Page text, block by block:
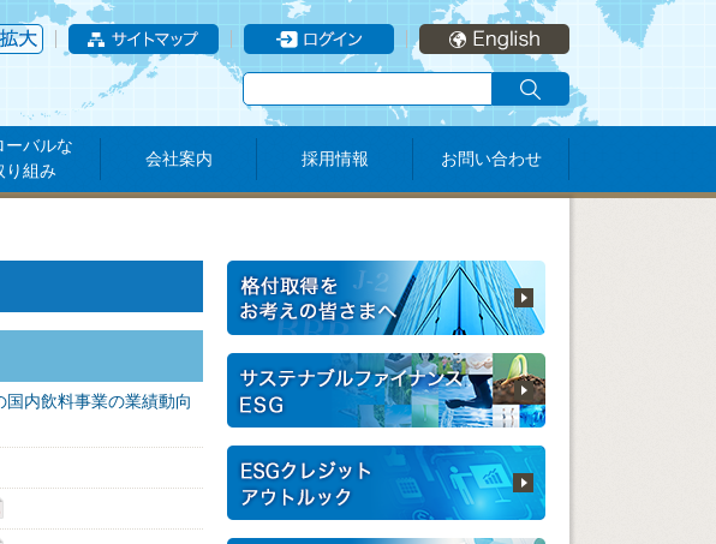
ーバルな
り組み
会社案内 採用情報 お問い合わせ
内飲料事業の業績動向